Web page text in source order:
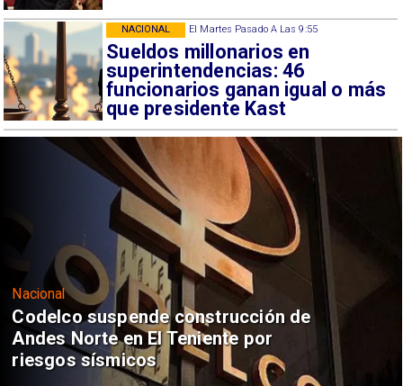
El Martes Pasado A Las 9:55
Sueldos millonarios en
superintendencias: 46
funcionarios ganan igual o más
que presidente Kast
NACIONAL
Nacional
Codelco suspende construcción de
Andes Norte en El Teniente por
riesgos sísmicos